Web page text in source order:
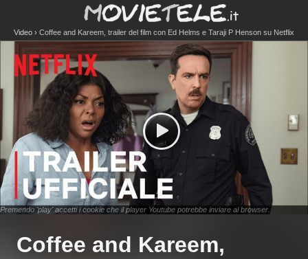
Video Coffee and Kareem, trailer del film con Ed Helms e Taraji P Henson su Netflix
Premendo 'play' accetti i cookie che il player Youtube potrebbe inviare al browser.
Coffee and Kareem,